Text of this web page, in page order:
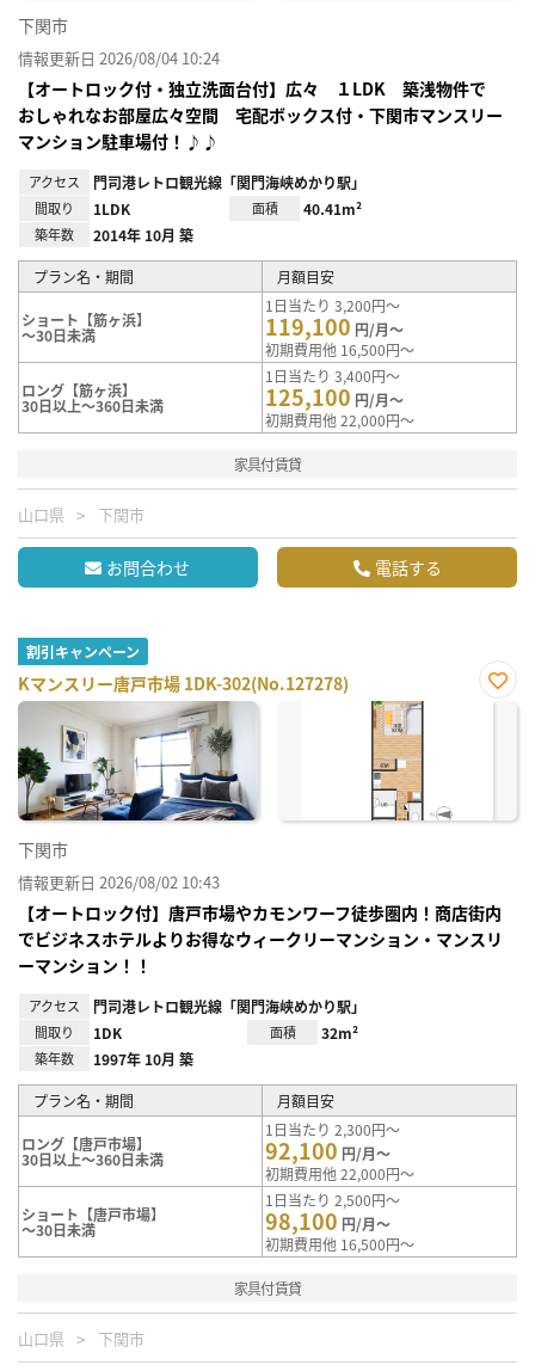
下関市
情報更新日 2026/08/04 10:24
【オートロック付・独立洗面台付】広々 １LDK 築浅物件で
おしゃれなお部屋広々空間 宅配ボックス付・下関市マンスリー
マンション駐車場付！♪♪
アクセス 門司港レトロ観光線「関門海峡めかり駅」
間取り 1LDK 面積 40.41m²
築年数 2014年 10月 築
プラン名・期間 月額目安
ショート【筋ヶ浜】
～30日未満
1日当たり 3,200円～
119,100 円/月～
初期費用他 16,500円～
ロング【筋ヶ浜】
30日以上～360日未満
1日当たり 3,400円～
125,100 円/月～
初期費用他 22,000円～
家具付賃貸
山口県 下関市
お問合わせ 電話する
割引キャンペーン
Kマンスリー唐戸市場 1DK-302(No.127278)
お気
下関市
情報更新日 2026/08/02 10:43
【オートロック付】唐戸市場やカモンワーフ徒歩圏内！商店街内
でビジネスホテルよりお得なウィークリーマンション・マンスリ
ーマンション！！
アクセス 門司港レトロ観光線「関門海峡めかり駅」
間取り 1DK 面積 32m²
築年数 1997年 10月 築
プラン名・期間 月額目安
ロング【唐戸市場】
30日以上～360日未満
1日当たり 2,300円～
92,100 円/月～
初期費用他 22,000円～
ショート【唐戸市場】
～30日未満
1日当たり 2,500円～
98,100 円/月～
初期費用他 16,500円～
家具付賃貸
山口県 下関市